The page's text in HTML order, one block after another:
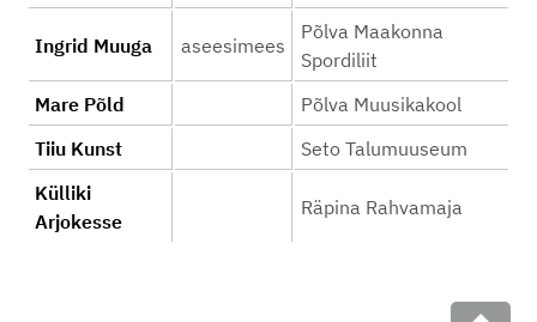
Ingrid Muuga aseesimees
Põlva Maakonna
Spordiliit
Mare Põld
Põlva Muusikakool
Tiiu Kunst
Seto Talumuuseum
Külliki
Arjokesse
Räpina Rahvamaja